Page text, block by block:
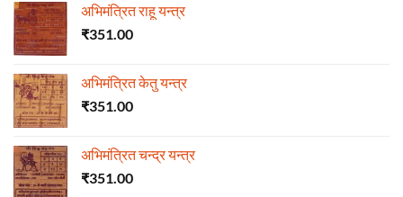
अभिमंत्रित राहू यन्त्र
₹351.00
अभिमंत्रित केतु यन्त्र
₹351.00
अभिमंत्रित चन्द्र यन्त्र
₹351.00